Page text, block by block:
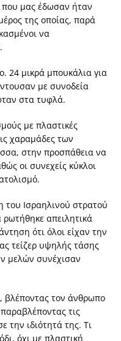
μας έδωσαν ήταν
της οποίας, παρά
να
24 μικρά μπουκάλια για
με συνοδεία
στα τυφλά.
με πλαστικές
χαραμάδες των
στην προσπάθεια να
οι συνεχείς κύκλοι
του Ισραηλινού στρατού
απειλητικά
ότι όλοι είχαν την
τείζερ υψηλής τάσης
μελών συνέχισαν
βλέποντας τον άνθρωπο
τις
την ιδιότητά της. Τι
όχι με πλαστική